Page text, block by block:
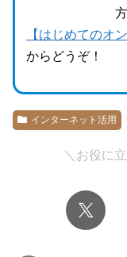
【はじめてのオ
からどうぞ！
インターネット活用
＼お役に